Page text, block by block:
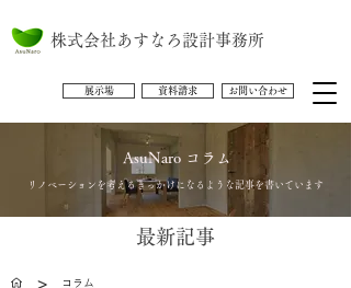
株式会社あすなろ設計事務所
展示場 資料請求 お問い合わせ
AsuNaro コラム
​リノベーションを考えるきっかけになるような記事を書いています
最新記事
> コラム